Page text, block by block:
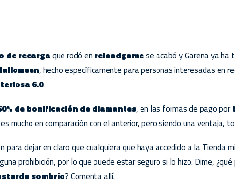
de recargaque rodó en reloadgamese acabó y Garena ya ha
, hecho específicamente para personas interesadas en
6.0.
de bonificación de diamantes, en las formas de pago por
mucho en comparación con el anterior, pero siendo una ventaja,
para dejar en claro que cualquiera que haya accedido a la Tienda
prohibición, por lo que puede estar seguro si lo hizo. Dime,
sombrío? Comenta allí.